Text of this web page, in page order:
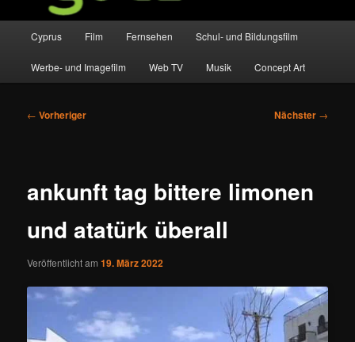
Cyprus Film Fernsehen Schul- und Bildungsfilm
Werbe- und Imagefilm Web TV Musik Concept Art
Beitragsnavigation
← Vorheriger Nächster →
ankunft tag bittere limonen
und atatürk überall
Veröffentlicht am19. März 2022